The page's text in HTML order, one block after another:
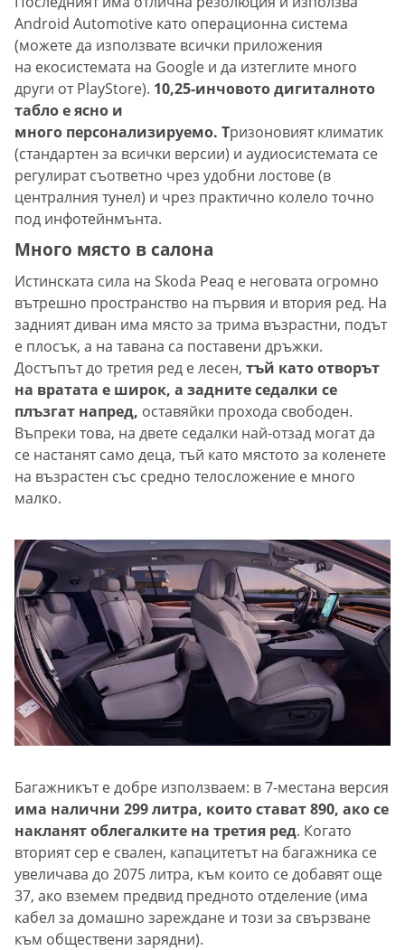
Android Automotive като операционна система
(можете да използвате всички приложения
на екосистемата на Google и да изтеглите много
други от PlayStore). 10,25-инчовото дигиталното
табло е ясно и
много персонализируемо. Тризоновият климатик
(стандартен за всички версии) и аудиосистемата се
регулират съответно чрез удобни лостове (в
централния тунел) и чрез практично колело точно
под инфотейнмънта.
Много място в салона
Истинската сила на Skoda Peaq е неговата огромно
вътрешно пространство на първия и втория ред. На
задният диван има място за трима възрастни, подът
е плосък, а на тавана са поставени дръжки.
Достъпът до третия ред е лесен, тъй като отворът
на вратата е широк, а задните седалки се
плъзгат напред, оставяйки прохода свободен.
Въпреки това, на двете седалки най-отзад могат да
се настанят само деца, тъй като мястото за коленете
на възрастен със средно телосложение е много
малко.
Багажникът е добре използваем: в 7-местана версия
има налични 299 литра, които стават 890, ако се
накланят облегалките на третия ред. Когато
вторият сер е свален, капацитетът на багажника се
увеличава до 2075 литра, към които се добавят още
37, ако вземем предвид предното отделение (има
кабел за домашно зареждане и този за свързване
към обществени зарядни).